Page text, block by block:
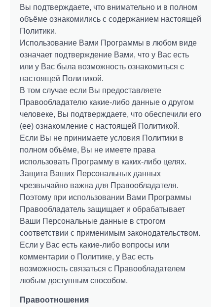
Вы подтверждаете, что внимательно и в полном
объёме ознакомились с содержанием настоящей
Политики.
Использование Вами Программы в любом виде
означает подтверждение Вами, что у Вас есть
или у Вас была возможность ознакомиться с
настоящей Политикой.
В том случае если Вы предоставляете
Правообладателю какие-либо данные о другом
человеке, Вы подтверждаете, что обеспечили его
(ее) ознакомление с настоящей Политикой.
Если Вы не принимаете условия Политики в
полном объёме, Вы не имеете права
использовать Программу в каких-либо целях.
Защита Ваших Персональных данных
чрезвычайно важна для Правообладателя.
Поэтому при использовании Вами Программы
Правообладатель защищает и обрабатывает
Ваши Персональные данные в строгом
соответствии с применимым законодательством.
Если у Вас есть какие-либо вопросы или
комментарии о Политике, у Вас есть
возможность связаться с Правообладателем
любым доступным способом.
Правоотношения